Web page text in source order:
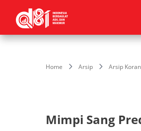
Home Arsip Arsip Koran
Mimpi Sang